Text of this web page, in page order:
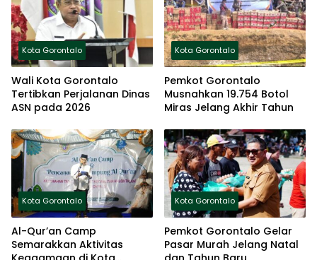
Kota Gorontalo
Wali Kota Gorontalo
Tertibkan Perjalanan Dinas
ASN pada 2026
Kota Gorontalo
Pemkot Gorontalo
Musnahkan 19.754 Botol
Miras Jelang Akhir Tahun
Kota Gorontalo
Al-Qur’an Camp
Semarakkan Aktivitas
Kota Gorontalo
Pemkot Gorontalo Gelar
Pasar Murah Jelang Natal